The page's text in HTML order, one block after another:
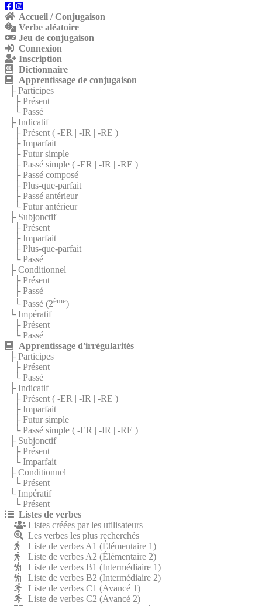
Accueil / Conjugaison
Verbe aléatoire
Jeu de conjugaison
Connexion
Inscription
Dictionnaire
Apprentissage de conjugaison
├ Participes
├ Présent
└ Passé
├ Indicatif
├ Présent ( -ER | -IR | -RE )
├ Imparfait
├ Futur simple
├ Passé simple ( -ER | -IR | -RE )
├ Passé composé
├ Plus-que-parfait
├ Passé antérieur
└ Futur antérieur
├ Subjonctif
├ Présent
├ Imparfait
├ Plus-que-parfait
└ Passé
├ Conditionnel
├ Présent
├ Passé
└ Passé (2ème)
└ Impératif
├ Présent
└ Passé
Apprentissage d'irrégularités
├ Participes
├ Présent
└ Passé
├ Indicatif
├ Présent ( -ER | -IR | -RE )
├ Imparfait
├ Futur simple
└ Passé simple ( -ER | -IR | -RE )
├ Subjonctif
├ Présent
└ Imparfait
├ Conditionnel
└ Présent
└ Impératif
└ Présent
Listes de verbes
Listes créées par les utilisateurs
Les verbes les plus recherchés
Liste de verbes A1 (Élémentaire 1)
Liste de verbes A2 (Élémentaire 2)
Liste de verbes B1 (Intermédiaire 1)
Liste de verbes B2 (Intermédiaire 2)
Liste de verbes C1 (Avancé 1)
Liste de verbes C2 (Avancé 2)